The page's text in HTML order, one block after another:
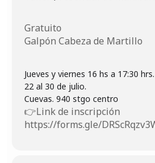
Gratuito
Galpón Cabeza de Martillo
Jueves y viernes 16 hs a 17:30 hrs.
22 al 30 de julio.
👉Link de inscripción
https://forms.gle/